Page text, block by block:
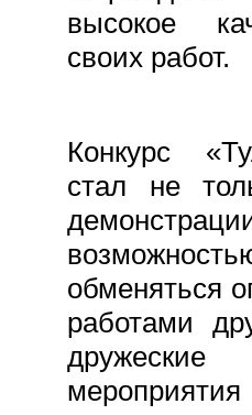
высокое
своих работ.
Конкурс
стал не
обменяться
работами